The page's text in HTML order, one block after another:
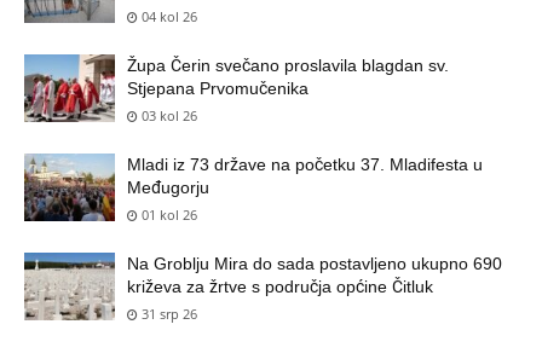
04 kol 26
Župa Čerin svečano proslavila blagdan sv.
Stjepana Prvomučenika
03 kol 26
Mladi iz 73 države na početku 37. Mladifesta u
Međugorju
01 kol 26
Na Groblju Mira do sada postavljeno ukupno 690
križeva za žrtve s područja općine Čitluk
31 srp 26